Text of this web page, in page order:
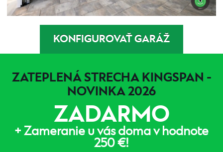
KONFIGUROVAŤ GARÁŽ
ZATEPLENÁ STRECHA KINGSPAN -
NOVINKA 2026
ZADARMO
+ Zameranie u vás doma v hodnote
250 €!